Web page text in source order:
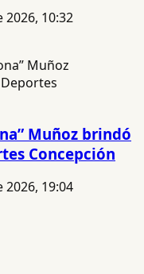
2026, 10:32
Muñoz brindó
Concepción
2026, 19:04